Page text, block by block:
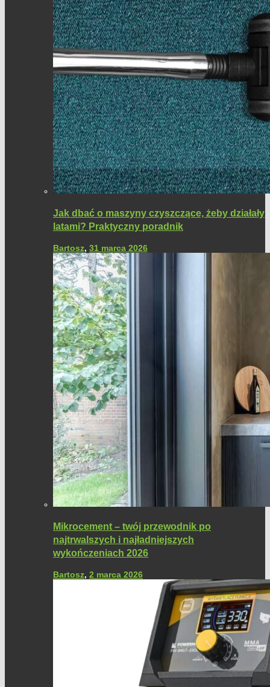
Jak dbać o maszyny czyszczące, żeby działały
latami? Praktyczny poradnik
Bartosz, 31 marca 2026
Mikrocement – twój przewodnik po
najtrwalszych i najładniejszych
wykończeniach 2026
Bartosz, 2 marca 2026